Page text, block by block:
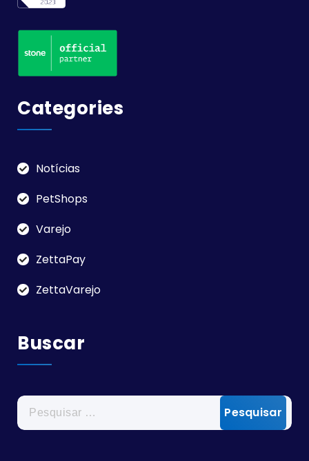
Categories
Notícias
PetShops
Varejo
ZettaPay
ZettaVarejo
Buscar
Pesquisar
por: